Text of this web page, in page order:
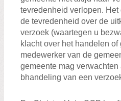
tevredenheid verlopen.
de tevredenheid over de
verzoek (waartegen u
klacht over het handelen of
medewerker van de
gemeente mag verwachten
bhandeling van een